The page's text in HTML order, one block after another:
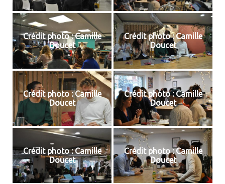
Crédit photo : Camille
Doucet
Crédit photo : Camille
Doucet
Crédit photo : Camille
Doucet
Crédit photo : Camille
Doucet
Crédit photo : Camille
Doucet
Crédit photo : Camille
Doucet